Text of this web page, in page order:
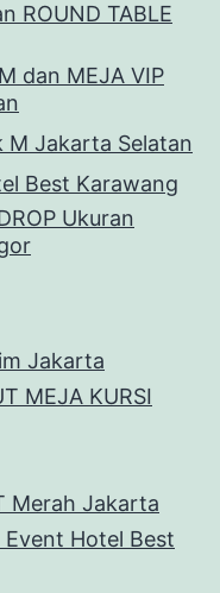
ROUND TABLE
dan MEJA VIP
M Jakarta Selatan
Best Karawang
Ukuran
Jakarta
MEJA KURSI
Merah Jakarta
Event Hotel Best